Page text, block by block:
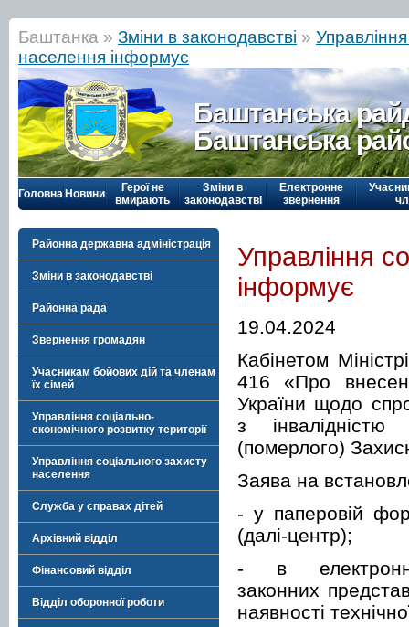
Баштанка » Зміни в законодавстві »
населення інформує
Баштанська
Баштанська
Головна Новини
Герої не
вмирають
Зміни в
законодавстві
Електронне
звернення
Районна державна адміністрація
Зміни в законодавстві
Районна рада
Звернення громадян
Учасникам бойових дій та членам
їх сімей
Управління соціально-
економічного розвитку території
Управління соціального захисту
населення
Служба у справах дітей
Архівний відділ
Фінансовий відділ
Відділ оборонної роботи
Управління
інформує
19.04.2024
Кабінетом
416 «Про
України щодо
з
(померлого)
Заява на
- у паперовій
(далі-центр);
- в
законних
наявності